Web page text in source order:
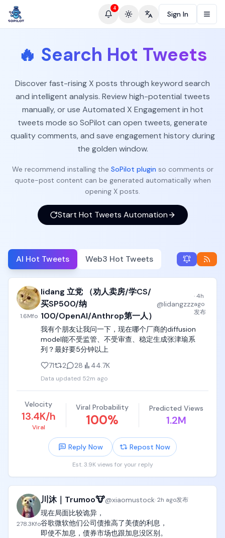
4
Toggle theme
Change language
Sign In
🔥 Search Hot Tweets
Discover fast-rising X posts through keyword search
and intelligent analysis. Review high-potential tweets
manually, or use Automated X Engagement in hot
tweets mode so SoPilot can open tweets, generate
quality comments, and save engagement history during
the golden window.
We recommend installing the SoPilot plugin so comments or
quote-post content can be generated automatically when
opening X posts.
Start Hot Tweets Automation
AI Hot Tweets Web3 Hot Tweets
1.6Mfo
lidang 立党 （劝人卖房/学CS/
买SP500/纳
100/OpenAI/Anthrop第一人）
@lidangzzz
·4h
ago
发布
我有个朋友让我问一下，现在哪个厂商的diffusion
model能不受监管、不受审查、稳定生成张津瑜系
列？最好要5分钟以上
71
2 28 44.7K
Data updated 52m ago
Velocity
13.4K/h
Viral
Viral Probability
100%
Predicted Views
1.2M
Reply Now Repost Now
Est. 3.9K views for your reply
278.3Kfo
川沐｜Trumoo🐮@xiaomustock·2h ago发布
现在局面比较诡异，
谷歌微软他们公司债推高了美债的利息，
即使不加息，债券市场也跟加息没区别。